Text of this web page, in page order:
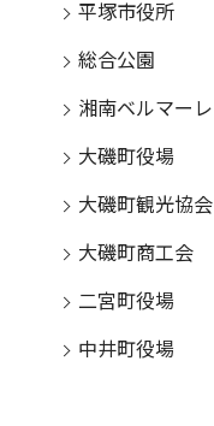
平塚市役所
総合公園
湘南ベルマーレ
大磯町役場
大磯町観光協会
大磯町商工会
二宮町役場
中井町役場